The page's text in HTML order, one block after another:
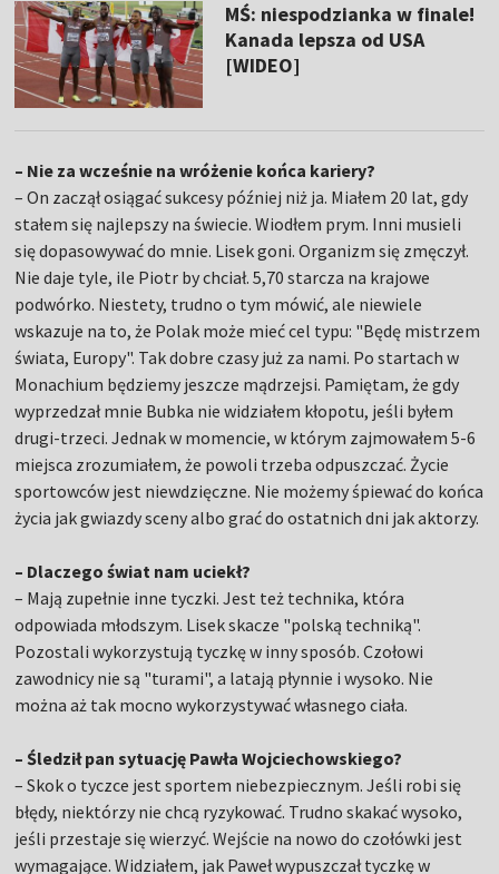
MŚ: niespodzianka w finale!
Kanada lepsza od USA
[WIDEO]
– Nie za wcześnie na wróżenie końca kariery?
– On zaczął osiągać sukcesy później niż ja. Miałem 20 lat, gdy
stałem się najlepszy na świecie. Wiodłem prym. Inni musieli
się dopasowywać do mnie. Lisek goni. Organizm się zmęczył.
Nie daje tyle, ile Piotr by chciał. 5,70 starcza na krajowe
podwórko. Niestety, trudno o tym mówić, ale niewiele
wskazuje na to, że Polak może mieć cel typu: "Będę mistrzem
świata, Europy". Tak dobre czasy już za nami. Po startach w
Monachium będziemy jeszcze mądrzejsi. Pamiętam, że gdy
wyprzedzał mnie Bubka nie widziałem kłopotu, jeśli byłem
drugi-trzeci. Jednak w momencie, w którym zajmowałem 5-6
miejsca zrozumiałem, że powoli trzeba odpuszczać. Życie
sportowców jest niewdzięczne. Nie możemy śpiewać do końca
życia jak gwiazdy sceny albo grać do ostatnich dni jak aktorzy.
– Dlaczego świat nam uciekł?
– Mają zupełnie inne tyczki. Jest też technika, która
odpowiada młodszym. Lisek skacze "polską techniką".
Pozostali wykorzystują tyczkę w inny sposób. Czołowi
zawodnicy nie są "turami", a latają płynnie i wysoko. Nie
można aż tak mocno wykorzystywać własnego ciała.
– Śledził pan sytuację Pawła Wojciechowskiego?
– Skok o tyczce jest sportem niebezpiecznym. Jeśli robi się
błędy, niektórzy nie chcą ryzykować. Trudno skakać wysoko,
jeśli przestaje się wierzyć. Wejście na nowo do czołówki jest
wymagające. Widziałem, jak Paweł wypuszczał tyczkę w